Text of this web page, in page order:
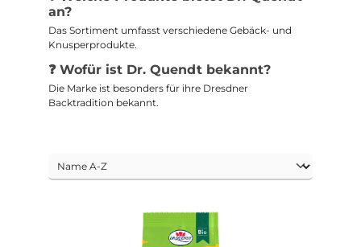
an?
Das Sortiment umfasst verschiedene Gebäck- und
Knusperprodukte.
❓ Wofür ist Dr. Quendt bekannt?
Die Marke ist besonders für ihre Dresdner
Backtradition bekannt.